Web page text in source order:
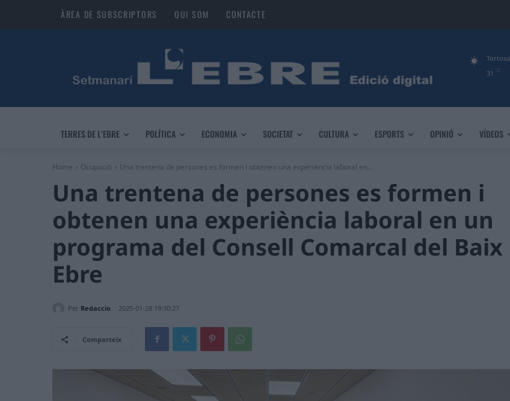
ÀREA DE SUBSCRIPTORS QUI SOM CONTACTE
31 C
Tortosa
TERRES DE L’EBRE POLÍTICA ECONOMIA SOCIETAT CULTURA ESPORTS OPINIÓ VÍDEOS
Home Ocupació Una trentena de persones es formen i obtenen una experiència laboral en...
Una trentena de persones es formen i
obtenen una experiència laboral en un
programa del Consell Comarcal del Baix
Ebre
Per Redaccio 2025-01-28 19:30:27
Comparteix